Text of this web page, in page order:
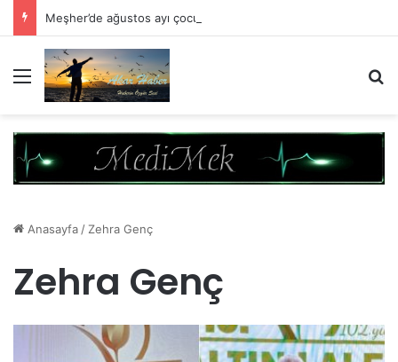
Meşher’de ağustos ayı çocuk atölyeleriyle devam ediyor
Menü
Anasayfa / Zehra Genç
Zehra Genç